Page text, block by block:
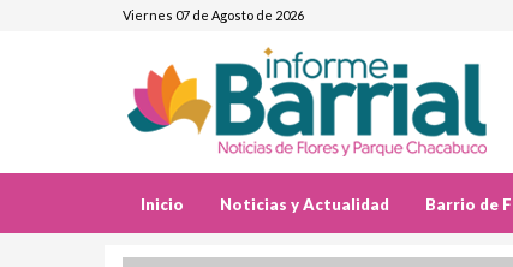
Viernes 07 de Agosto de 2026
Inicio Noticias y Actualidad Barrio de